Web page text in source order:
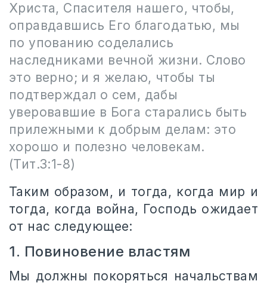
Христа, Спасителя нашего, чтобы,
оправдавшись Его благодатью, мы
по упованию соделались
наследниками вечной жизни. Слово
это верно; и я желаю, чтобы ты
подтверждал о сем, дабы
уверовавшие в Бога старались быть
прилежными к добрым делам: это
хорошо и полезно человекам.
(Тит.3:1-8)
Таким образом, и тогда, когда мир и
тогда, когда война, Господь ожидает
от нас следующее:
1. Повиновение властям
Мы должны покоряться начальствам